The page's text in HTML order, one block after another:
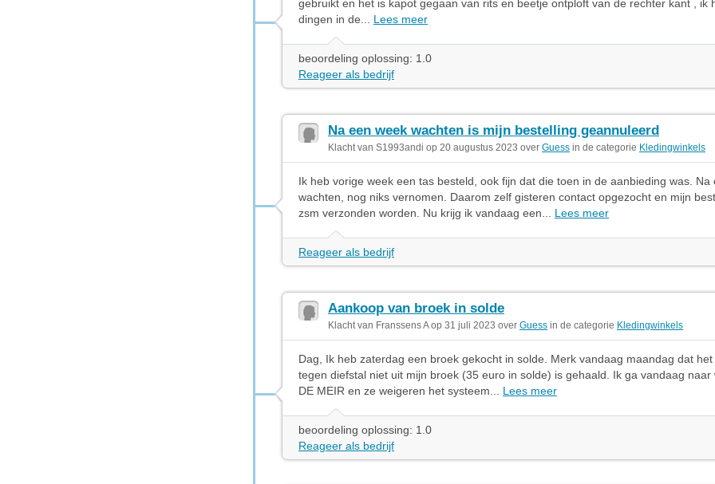
gebruikt en het is kapot gegaan van rits en beetje ontploft van de rechter kant , ik
dingen in de... Lees meer
beoordeling oplossing: 1.0
Reageer als bedrijf
Na een week wachten is mijn bestelling geannuleerd
Klacht van S1993andi op 20 augustus 2023 over Guess in de categorie Kledingwinkels
Ik heb vorige week een tas besteld, ook fijn dat die toen in de aanbieding was. Na
wachten, nog niks vernomen. Daarom zelf gisteren contact opgezocht en mijn
zsm verzonden worden. Nu krijg ik vandaag een... Lees meer
Reageer als bedrijf
Aankoop van broek in solde
Klacht van Franssens A op 31 juli 2023 over Guess in de categorie Kledingwinkels
Dag, Ik heb zaterdag een broek gekocht in solde. Merk vandaag maandag dat
tegen diefstal niet uit mijn broek (35 euro in solde) is gehaald. Ik ga vandaag naar
DE MEIR en ze weigeren het systeem... Lees meer
beoordeling oplossing: 1.0
Reageer als bedrijf